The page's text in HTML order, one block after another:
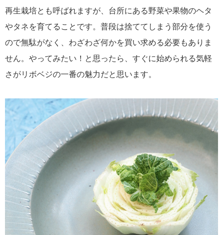
再生栽培とも呼ばれますが、台所にある野菜や果物のヘタ
やタネを育てることです。普段は捨ててしまう部分を使う
ので無駄がなく、わざわざ何かを買い求める必要もありま
せん。やってみたい！と思ったら、すぐに始められる気軽
さがリボベジの一番の魅力だと思います。